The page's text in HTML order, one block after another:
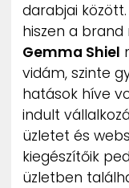
darabjai
hiszen a
Gemma Shiel
vidám, szinte
hatások híve
indult
üzletet és
kiegészítőik
üzletben